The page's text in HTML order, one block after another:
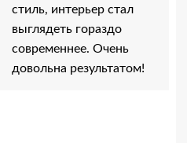
стиль, интерьер стал
выглядеть гораздо
современнее. Очень
довольна результатом!